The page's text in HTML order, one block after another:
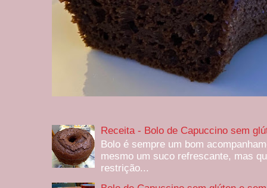
Receita - Bolo de Capuccino sem
Bolo é sempre um bom
mesmo um suco refrescante, mas
restrição...